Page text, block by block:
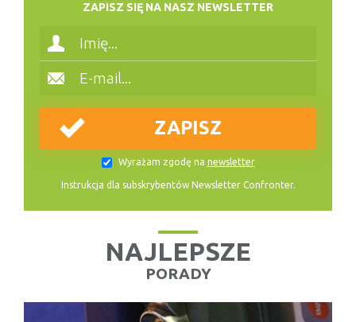
ZAPISZ SIĘ NA NASZ NEWSLETTER
Wyrażam zgodę na newsletter
Instrukcja dla subskrybentów Newsletter Confronter.
NAJLEPSZE
PORADY